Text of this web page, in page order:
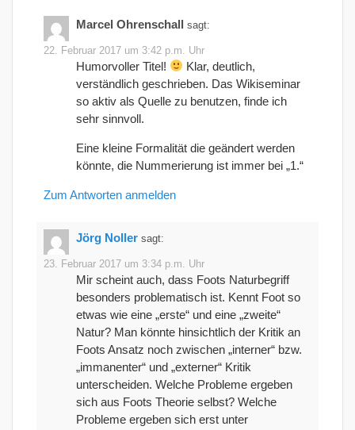
Marcel Ohrenschall sagt:
22. Februar 2017 um 3:42 p.m. Uhr
Humorvoller Titel!
Klar, deutlich,
verständlich geschrieben. Das Wikiseminar
so aktiv als Quelle zu benutzen, finde ich
sehr sinnvoll.
Eine kleine Formalität die geändert werden
könnte, die Nummerierung ist immer bei „1.“
Zum Antworten anmelden
Jörg Noller sagt:
23. Februar 2017 um 3:34 p.m. Uhr
Mir scheint auch, dass Foots Naturbegriff
besonders problematisch ist. Kennt Foot so
etwas wie eine „erste“ und eine „zweite“
Natur? Man könnte hinsichtlich der Kritik an
Foots Ansatz noch zwischen „interner“ bzw.
„immanenter“ und „externer“ Kritik
unterscheiden. Welche Probleme ergeben
sich aus Foots Theorie selbst? Welche
Probleme ergeben sich erst unter